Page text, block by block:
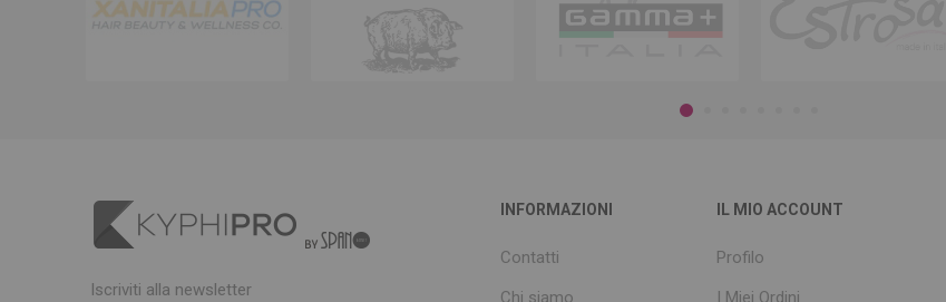
Iscriviti alla newsletter
INFORMAZIONI
Contatti
Chi siamo
IL MIO ACCOUNT
Profilo
I Miei Ordini